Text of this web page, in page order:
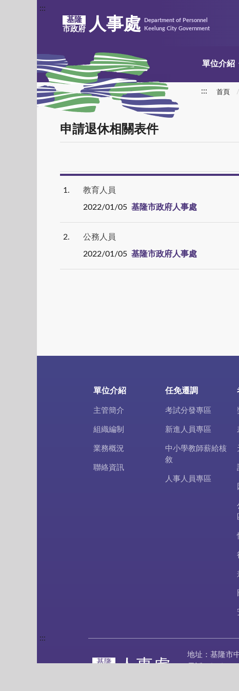
:::
基隆
市政府
人事處
Department of Personnel
Keelung City Government
單位介紹
::: 首頁
申請退休相關表件
1 教育人員
2022/01/05 基隆市政府人事處
2 公務人員
2022/01/05 基隆市政府人事處
單位介紹
主管簡介
組織編制
業務概況
聯絡資訊
任免遷調
考試分發專區
新進人員專區
中小學教師薪給核
敘
人事人員專區
:::
基隆
人事處
地址：基隆市